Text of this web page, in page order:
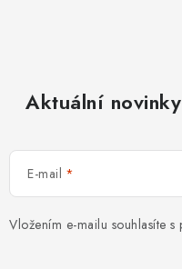
Aktuální
E-mail
Vložením e-mailu souhlasíte s